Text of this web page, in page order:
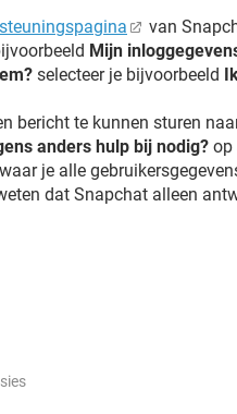
van
Mijn
selecteer je bijvoorbeeld
bericht te kunnen sturen
anders hulp bij nodig? op
je alle
dat Snapchat alleen